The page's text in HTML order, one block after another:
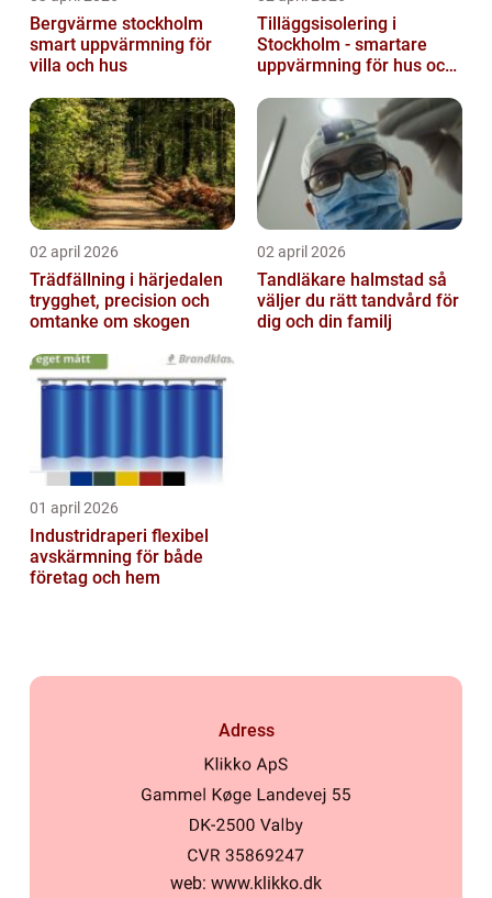
Bergvärme stockholm
smart uppvärmning för
villa och hus
Tilläggsisolering i
Stockholm - smartare
uppvärmning för hus och
02 april 2026
Trädfällning i härjedalen
trygghet, precision och
omtanke om skogen
02 april 2026
Tandläkare halmstad så
väljer du rätt tandvård för
dig och din familj
01 april 2026
Industridraperi flexibel
avskärmning för både
företag och hem
Adress
web: www.klikko.dk